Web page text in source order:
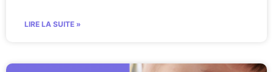
LIRE LA SUITE »